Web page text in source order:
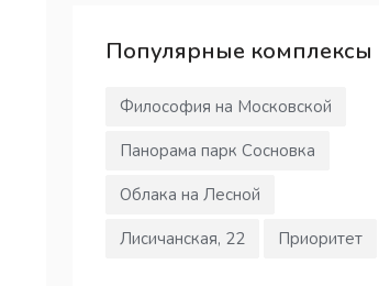
Популярные комплексы
Философия на Московской
Панорама парк Сосновка
Облака на Лесной
Лисичанская, 22
Приоритет